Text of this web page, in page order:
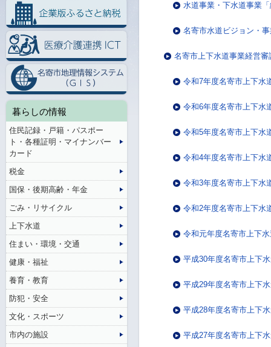
水道事業・下水道事業
名寄市水道ビジョン・
名寄市上下水道事業経営審
令和7年度名寄市上下水
令和6年度名寄市上下水
令和5年度名寄市上下水
令和4年度名寄市上下水
令和3年度名寄市上下水
令和2年度名寄市上下水
令和元年度名寄市上下
平成30年度名寄市上下
平成29年度名寄市上下
平成28年度名寄市上下
平成27年度名寄市上下
暮らしの情報
住民記録・戸籍・パスポー
ト・各種証明・マイナンバー
カード
税金
国保・後期高齢・年金
ごみ・リサイクル
上下水道
住まい・環境・交通
健康・福祉
養育・教育
防犯・安全
文化・スポーツ
市内の施設